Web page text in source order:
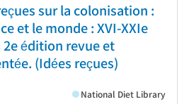
sur la colonisation :
et le monde : XVI-XXIe
2e édition revue et
(Idées reçues)
National Diet Library